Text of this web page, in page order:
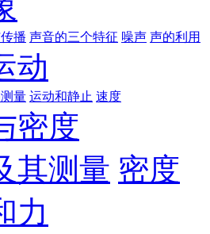
播 声音的三个特征 噪声 声的利用
动
量 运动和静止 速度
密度
其测量 密度
力